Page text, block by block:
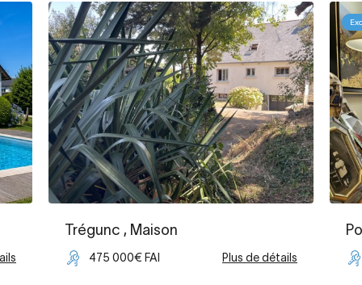
Trégunc , Maison
475 000€ FAI Plus de détails